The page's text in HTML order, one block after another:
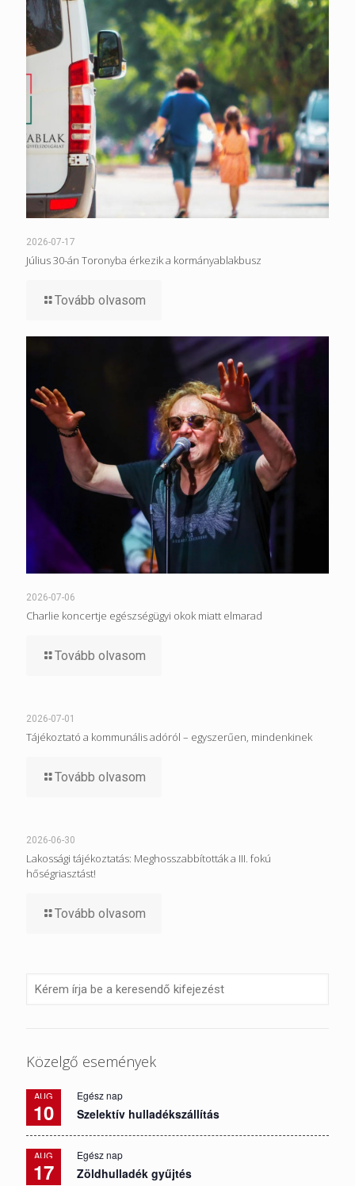
2026-07-17
Július 30-án Toronyba érkezik a kormányablakbusz
Tovább olvasom
2026-07-06
Charlie koncertje egészségügyi okok miatt elmarad
Tovább olvasom
2026-07-01
Tájékoztató a kommunális adóról – egyszerűen, mindenkinek
Tovább olvasom
2026-06-30
Lakossági tájékoztatás: Meghosszabbították a III. fokú
hőségriasztást!
Tovább olvasom
Közelgő események
AUG
10
Egész nap
Szelektív hulladékszállítás
AUG
17
Egész nap
Zöldhulladék gyűjtés